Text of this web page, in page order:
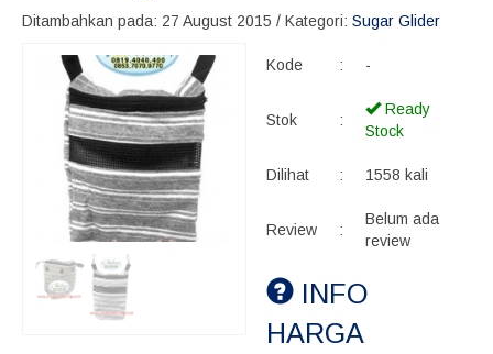
Ditambahkan pada: 27 August 2015 / Kategori: Sugar Glider
Kode : -
Stok :
Ready
Stock
Dilihat : 1558 kali
Review :
Belum ada
review
INFO
HARGA